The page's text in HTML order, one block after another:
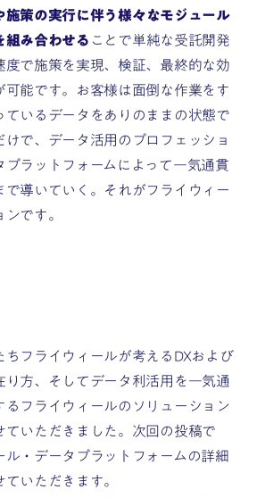
施策の実行に伴う様々なモジュール
組み合わせる ことで単純な受託開発
度で施策を実現、検証、最終的な効
可能です。お客様は面倒な作業をす
ているデータをありのままの状態で
けで、データ活用のプロフェッショ
プラットフォームによって一気通貫
で導いていく。それがフライウィー
です。
ちフライウィールが考えるDXおよび
り方、そしてデータ利活用を一気通
るフライウィールのソリューション
ていただきました。次回の投稿で
ル・データプラットフォームの詳細
いただきます。